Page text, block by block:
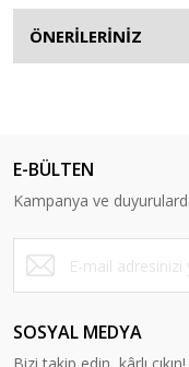
ÖNERİLERİNİZ
E-BÜLTEN
Kampanya ve
SOSYAL MEDYA